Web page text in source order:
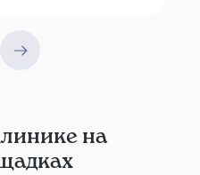
на